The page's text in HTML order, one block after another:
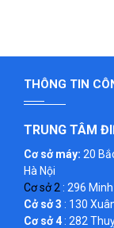
THÔNG TIN
TRUNG TÂM
Cơ sở máy: 20
Hà Nội
Cơ sở 2 : 296
Cở sở 3 : 130
Cơ sở 4: 282